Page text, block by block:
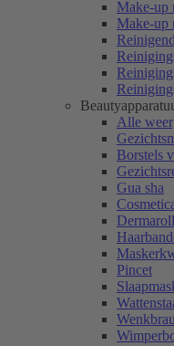
Make-up
Make-up
Alle
Borstels
Gua sha
Pincet